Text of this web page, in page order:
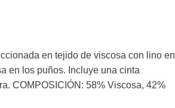
€.
en tejido de viscosa con lino en
en los puños. Incluye una cinta
COMPOSICIÓN: 58% Viscosa, 42%